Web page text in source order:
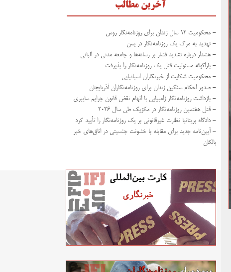
آخرین مطالب
- محکومیت ۱۲ سال زندان برای روزنامه‌نگار روس
- تهدید به مرگ یک روزنامه‌نگار در یمن
- هشدار درباره تشدید فشار بر رسانه‌ها و جامعه مدنی در آلبانی
- پاراگوئه مسئولیت قتل یک روزنامه‌نگار را پذیرفت
- محکومیت شکایت از خبرنگاران اسپانیایی
- صدور احکام سنگین زندان برای روزنامه‌نگاران آذربایجان
- بازداشت روزنامه‌نگار زامبیایی با اتهام نقض قانون جرایم سایبری
- قتل هفتمین روزنامه‌نگار در مکزیک طی سال ۲۰۲۶
- دادگاه بریتانیا نظارت غیرقانونی بر یک روزنامه‌نگار را تأیید کرد
- آیین‌نامه جدید برای مقابله با خشونت جنسیتی در اتاق‌های خبر
بالکان